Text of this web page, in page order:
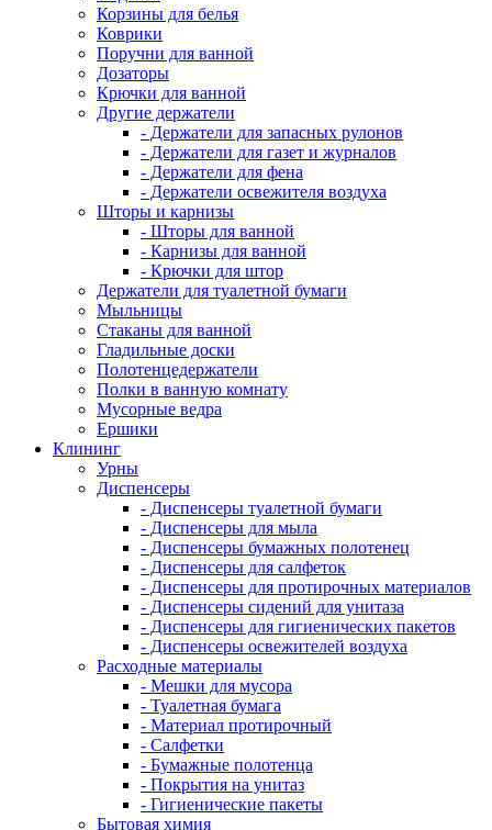
Корзины для белья
Коврики
Поручни для ванной
Дозаторы
Крючки для ванной
Другие держатели
- Держатели для запасных рулонов
- Держатели для газет и журналов
- Держатели для фена
- Держатели освежителя воздуха
Шторы и карнизы
- Шторы для ванной
- Карнизы для ванной
- Крючки для штор
Держатели для туалетной бумаги
Мыльницы
Стаканы для ванной
Гладильные доски
Полотенцедержатели
Полки в ванную комнату
Мусорные ведра
Ершики
Клининг
Урны
Диспенсеры
- Диспенсеры туалетной бумаги
- Диспенсеры для мыла
- Диспенсеры бумажных полотенец
- Диспенсеры для салфеток
- Диспенсеры для протирочных материалов
- Диспенсеры сидений для унитаза
- Диспенсеры для гигиенических пакетов
- Диспенсеры освежителей воздуха
Расходные материалы
- Мешки для мусора
- Туалетная бумага
- Материал протирочный
- Салфетки
- Бумажные полотенца
- Покрытия на унитаз
- Гигиенические пакеты
Бытовая химия